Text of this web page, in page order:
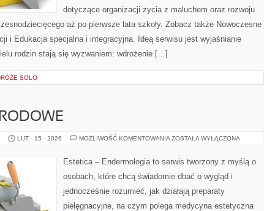
dotyczące organizacji życia z maluchem oraz rozwoju
aż po pierwsze lata szkoły. Zobacz także Nowoczesne
i Edukacja specjalna i integracyjna. Ideą serwisu jest wyjaśnianie
rodzin stają się wyzwaniem: wdrożenie […]
SOLO
LUT - 15 - 2026 MOŻLIWOŚĆ KOMENTOWANIA TRENDY
ZOSTAŁA WYŁĄCZONA
Estetica – Endermologia to serwis tworzony z myślą o
osobach, które chcą świadomie dbać o wygląd i
jednocześnie rozumieć, jak działają preparaty
pielęgnacyjne, na czym polega medycyna estetyczna